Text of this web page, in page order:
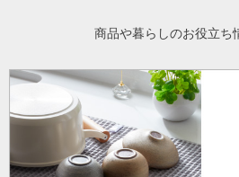
商品や暮らしのお役立ち